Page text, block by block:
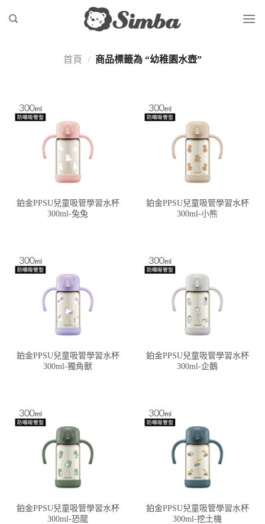
首頁 / 商品標籤為 “幼稚園水壺”
鉑金PPSU兒童吸管學習水杯
300ml-兔兔
鉑金PPSU兒童吸管學習水杯
300ml-小熊
鉑金PPSU兒童吸管學習水杯
300ml-獨角獸
鉑金PPSU兒童吸管學習水杯
300ml-企鵝
鉑金PPSU兒童吸管學習水杯
300ml-恐龍
鉑金PPSU兒童吸管學習水杯
300ml-挖土機